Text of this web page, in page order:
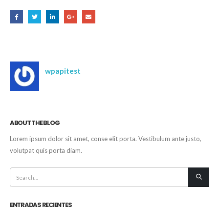
wpapitest
ABOUT THE BLOG
Lorem ipsum dolor sit amet, conse elit porta. Vestibulum ante justo,
volutpat quis porta diam.
ENTRADAS RECIENTES